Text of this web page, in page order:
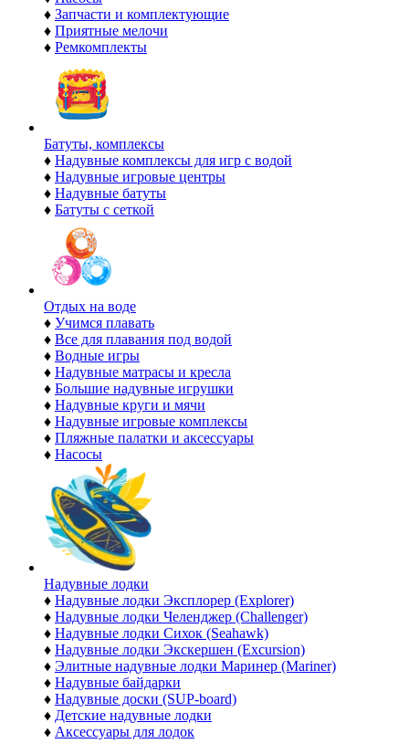
♦ Запчасти и комплектующие
♦ Приятные мелочи
♦ Ремкомплекты
Батуты, комплексы
♦ Надувные комплексы для игр с водой
♦ Надувные игровые центры
♦ Надувные батуты
♦ Батуты с сеткой
Отдых на воде
♦ Учимся плавать
♦ Все для плавания под водой
♦ Водные игры
♦ Надувные матрасы и кресла
♦ Большие надувные игрушки
♦ Надувные круги и мячи
♦ Надувные игровые комплексы
♦ Пляжные палатки и аксессуары
♦ Насосы
Надувные лодки
♦ Надувные лодки Эксплорер (Explorer)
♦ Надувные лодки Челенджер (Challenger)
♦ Надувные лодки Сихок (Seahawk)
♦ Надувные лодки Экскершен (Excursion)
♦ Элитные надувные лодки Маринер (Mariner)
♦ Надувные байдарки
♦ Надувные доски (SUP-board)
♦ Детские надувные лодки
♦ Аксессуары для лодок